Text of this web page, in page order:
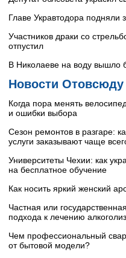
Главе Укравтодора подняли
Участников драки со
отпустил
В Николаеве на воду вышло
Новости Отовсюду
Когда пора менять
и ошибки выбора
Сезон ремонтов в разгаре:
услуги заказывают чаще
Университеты Чехии: как
на бесплатное обучение
Как носить яркий женский
Частная или
подхода к лечению
Чем профессиональный
от бытовой модели?